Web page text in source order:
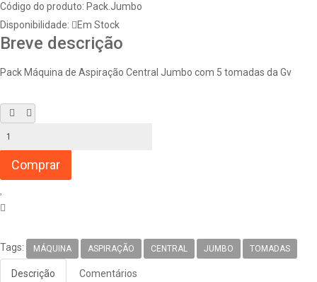
Código do produto: Pack.Jumbo
Disponibilidade:
Em Stock
Breve descrição
Pack Máquina de Aspiração Central Jumbo com 5 tomadas da Gv
Tags: MÁQUINA ASPIRAÇÃO CENTRAL JUMBO TOMADAS
Descrição Comentários